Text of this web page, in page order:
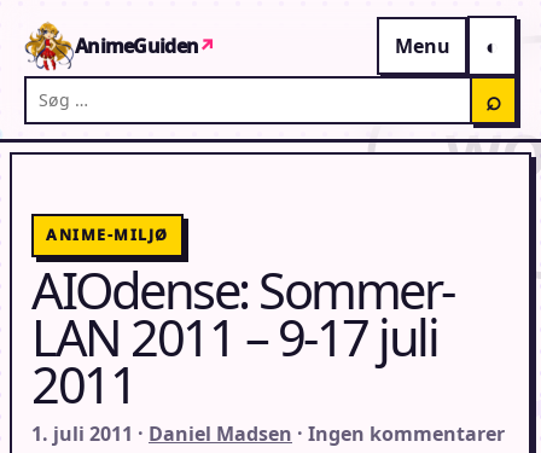
AnimeGuiden↗
Menu
Søg på AnimeGuiden
⌕
ANIME-MILJØ
AIOdense: Sommer-
LAN 2011 – 9-17 juli
2011
1. juli 2011 · Daniel Madsen · Ingen kommentarer